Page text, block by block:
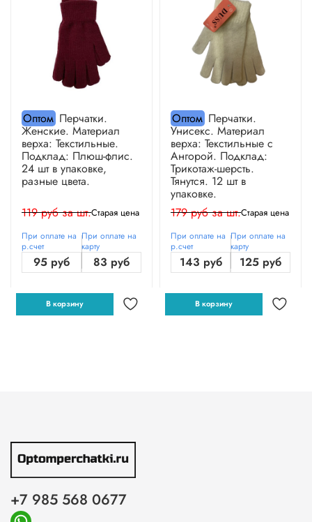
ОптомПерчатки.
Женские. Материал
верха: Текстильные.
Подклад: Плюш-флис.
24 шт в упаковке,
разные цвета.
119 руб за шт.Старая цена
При оплате на
р.счет
95 руб
При оплате на
карту
83 руб
В корзину
ОптомПерчатки.
Унисекс. Материал
верха: Текстильные с
Ангорой. Подклад:
Трикотаж-шерсть.
Тянутся. 12 шт в
упаковке.
179 руб за шт.Старая цена
При оплате на
р.счет
143 руб
При оплате на
карту
125 руб
В корзину
+7 985 568 0677